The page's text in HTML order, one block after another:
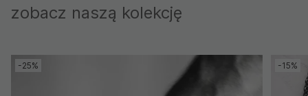
zobacz naszą kolekcję
-25% -15%